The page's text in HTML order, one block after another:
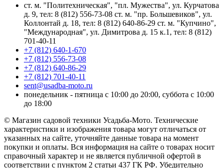
ст. м. "Политехническая", "пл. Мужества", ул. Курчатова
д. 9, тел: 8 (812) 556-73-08 ст. м. "пр. Большевиков", ул.
Коллонтай д. 18, тел: 8 (812) 640-86-29 ст. м. "Купчино",
"Международная", ул. Димитрова д. 15 к.1, тел: 8 (812)
701-40-11
+7 (812) 640-1-670
+7 (812) 556-73-08
+7 (812) 640-86-29
+7 (812) 701-40-11
sent@usadba-moto.ru
понедельник - пятница с 10:00 до 20:00, суббота с 10:00
до 18:00
© Магазин садовой техники Усадьба-Мото. Технические
характеристики и изображения товара могут отличаться от
указанных на сайте, уточняйте данные товара на момент
покупки и оплаты. Вся информация на сайте о товарах носит
справочный характер и не является публичной офертой в
соответствии с пунктом 2 статьи 437 ГК РФ. Убедительно